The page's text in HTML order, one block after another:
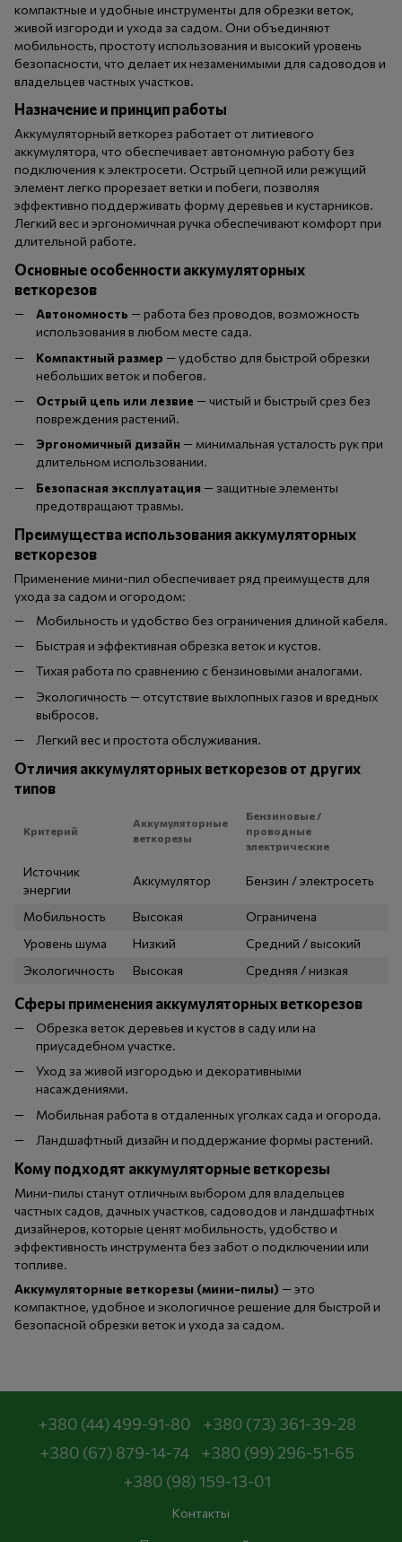
компактные и удобные инструменты для обрезки веток,
живой изгороди и ухода за садом. Они объединяют
мобильность, простоту использования и высокий уровень
безопасности, что делает их незаменимыми для садоводов и
владельцев частных участков.
Назначение и принцип работы
Аккумуляторный веткорез работает от литиевого
аккумулятора, что обеспечивает автономную работу без
подключения к электросети. Острый цепной или режущий
элемент легко прорезает ветки и побеги, позволяя
эффективно поддерживать форму деревьев и кустарников.
Легкий вес и эргономичная ручка обеспечивают комфорт при
длительной работе.
Основные особенности аккумуляторных
веткорезов
Автономность — работа без проводов, возможность
использования в любом месте сада.
Компактный размер — удобство для быстрой обрезки
небольших веток и побегов.
Острый цепь или лезвие — чистый и быстрый срез без
повреждения растений.
Эргономичный дизайн — минимальная усталость рук при
длительном использовании.
Безопасная эксплуатация — защитные элементы
предотвращают травмы.
Преимущества использования аккумуляторных
веткорезов
Применение мини-пил обеспечивает ряд преимуществ для
ухода за садом и огородом:
Мобильность и удобство без ограничения длиной кабеля.
Быстрая и эффективная обрезка веток и кустов.
Тихая работа по сравнению с бензиновыми аналогами.
Экологичность — отсутствие выхлопных газов и вредных
выбросов.
Легкий вес и простота обслуживания.
Отличия аккумуляторных веткорезов от других
типов
Критерий
Аккумуляторные
веткорезы
Бензиновые /
проводные
электрические
Источник
энергии
Аккумулятор Бензин / электросеть
Мобильность Высокая
Ограничена
Уровень шума
Низкий
Средний / высокий
Экологичность
Высокая Средняя / низкая
Сферы применения аккумуляторных веткорезов
Обрезка веток деревьев и кустов в саду или на
приусадебном участке.
Уход за живой изгородью и декоративными
насаждениями.
Мобильная работа в отдаленных уголках сада и огорода.
Ландшафтный дизайн и поддержание формы растений.
Кому подходят аккумуляторные веткорезы
Мини-пилы станут отличным выбором для владельцев
частных садов, дачных участков, садоводов и ландшафтных
дизайнеров, которые ценят мобильность, удобство и
эффективность инструмента без забот о подключении или
топливе.
Аккумуляторные веткорезы (мини-пилы) — это
компактное, удобное и экологичное решение для быстрой и
безопасной обрезки веток и ухода за садом.
+380 (44) 499-91-80
+380 (73) 361-39-28
+380 (67) 879-14-74
+380 (99) 296-51-65
+380 (98) 159-13-01
Контакты